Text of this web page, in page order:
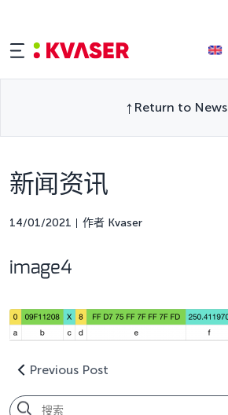
Return to News
新闻资讯
14/01/2021 作者 Kvaser
image4
Previous Post